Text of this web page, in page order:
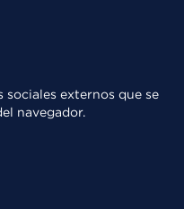
sociales externos que se
navegador.